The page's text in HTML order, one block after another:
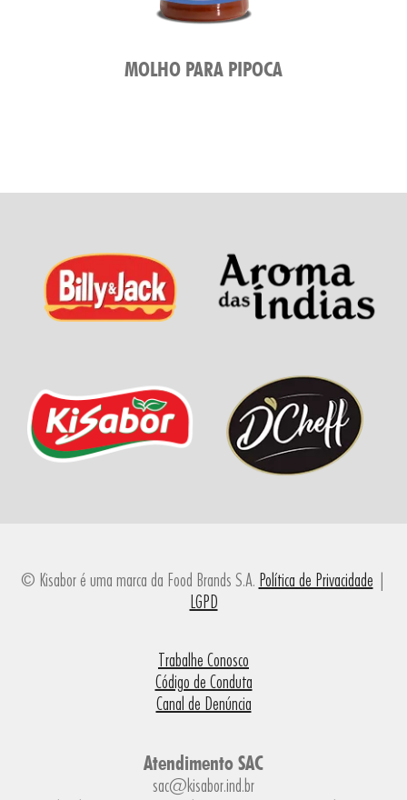
MOLHO PARA PIPOCA
© Kisabor é uma marca da Food Brands S.A. Política de Privacidade |
LGPD
Trabalhe Conosco
Código de Conduta
Canal de Denúncia
Atendimento SAC
sac@kisabor.ind.br